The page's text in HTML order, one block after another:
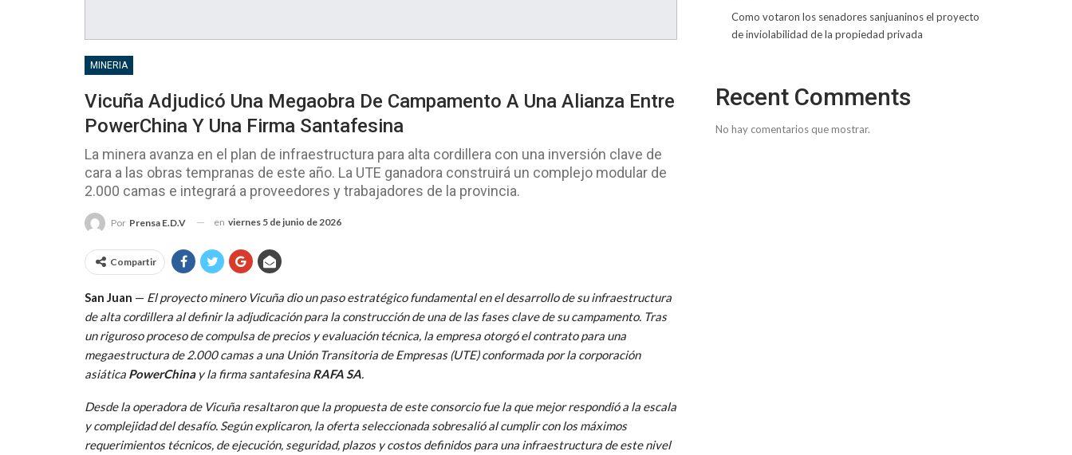
MINERIA
Vicuña Adjudicó Una Megaobra De Campamento A Una Alianza Entre
PowerChina Y Una Firma Santafesina
La minera avanza en el plan de infraestructura para alta cordillera con una inversión clave de
cara a las obras tempranas de este año. La UTE ganadora construirá un complejo modular de
2.000 camas e integrará a proveedores y trabajadores de la provincia.
Por Prensa E.D.V en viernes 5 de junio de 2026
Compartir
San Juan — El proyecto minero Vicuña dio un paso estratégico fundamental en el desarrollo de su infraestructura
de alta cordillera al definir la adjudicación para la construcción de una de las fases clave de su campamento. Tras
un riguroso proceso de compulsa de precios y evaluación técnica, la empresa otorgó el contrato para una
megaestructura de 2.000 camas a una Unión Transitoria de Empresas (UTE) conformada por la corporación
asiática PowerChinay la firma santafesina RAFA SA.
Desde la operadora de Vicuña resaltaron que la propuesta de este consorcio fue la que mejor respondió a la escala
y complejidad del desafío. Según explicaron, la oferta seleccionada sobresalió al cumplir con los máximos
requerimientos técnicos, de ejecución, seguridad, plazos y costos definidos para una infraestructura de este nivel
Como votaron los senadores sanjuaninos el proyecto
de inviolabilidad de la propiedad privada
Recent Comments
No hay comentarios que mostrar.